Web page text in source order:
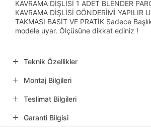
KAVRAMA DİŞLİSİ 1 ADET BLENDER
KAVRAMA DİŞLİSİ GÖNDERİMİ YAPILIR
TAKMASI BASİT VE PRATİK Sadece
modele uyar. Ölçüsüne dikkat ediniz !
Teknik Özellikler
Montaj Bilgileri
Teslimat Bilgileri
Garanti Bilgisi